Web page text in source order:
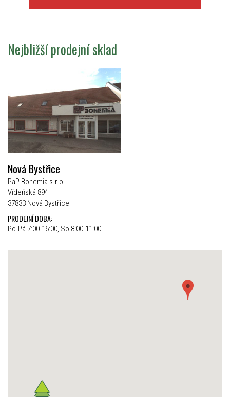
Nejbližší prodejní sklad
Nová Bystřice
PaP Bohemia s.r.o.
Vídeňská 894
37833 Nová Bystřice
PRODEJNÍ DOBA:
Po-Pá 7:00-16:00, So 8:00-11:00